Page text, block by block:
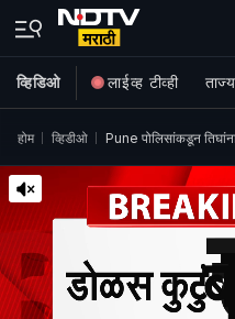
व्हिडिओ लाईव्ह टीव्ही
होम व्हिडीओ Pune पोलिसांकडून